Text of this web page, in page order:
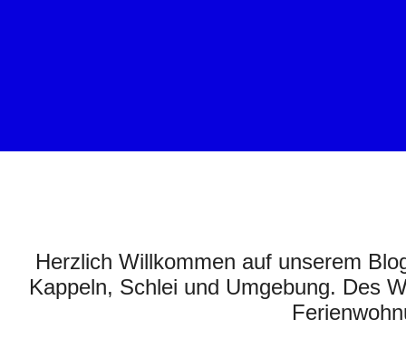
Herzlich Willkommen auf unserem
Kappeln, Schlei und Umgebung. Des